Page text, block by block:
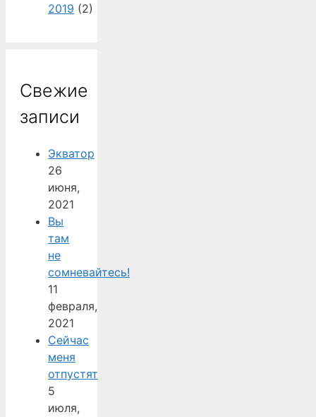
2019 (2)
Свежие
записи
Экватор
26
июня,
2021
Вы
там
не
сомневайтесь!
11
февраля,
2021
Сейчас
меня
отпустят
5
июля,